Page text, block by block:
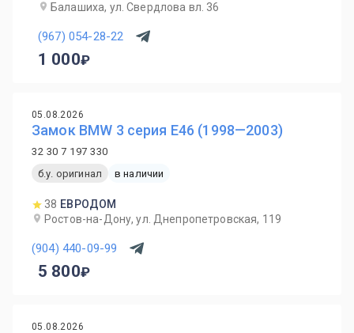
Балашиха, ул. Свердлова вл. 36
(967) 054-28-22
1 000
05.08.2026
Замок BMW 3 серия E46 (1998—2003)
32 30 7 197 330
б.у. оригинал
в наличии
38 ЕВРОДОМ
Ростов-на-Дону, ул. Днепропетровская, 119
(904) 440-09-99
5 800
05.08.2026